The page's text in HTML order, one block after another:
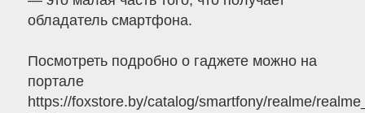
обладатель смартфона.
Посмотреть подробно о гаджете можно на
портале
https://foxstore.by/catalog/smartfony/realme/